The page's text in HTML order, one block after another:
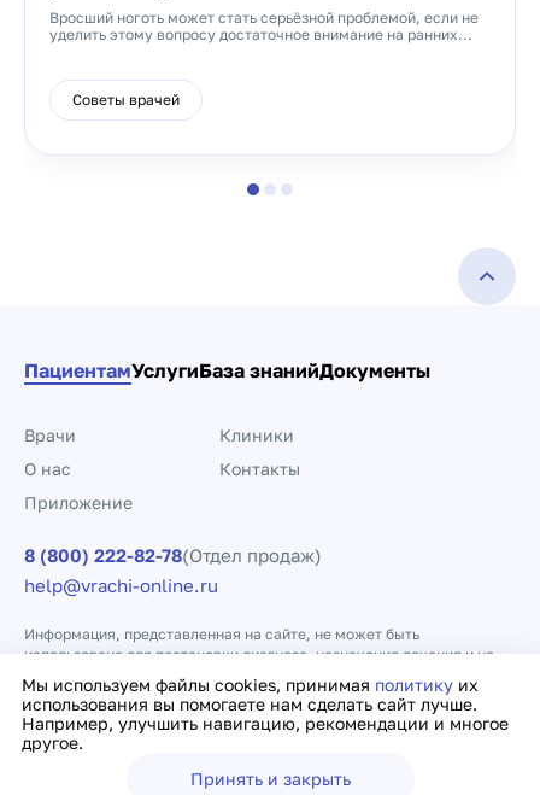
Вросший ноготь может стать серьёзной проблемой, если не
уделить этому вопросу достаточное внимание на ранних...
Советы врачей
Мы используем файлы cookies, принимая политику их
использования вы помогаете нам сделать сайт лучше.
Например, улучшить навигацию, рекомендации и многое
другое.
Принять и закрыть
ПациентамУслугиБаза знанийДокументы
Врачи
Клиники
О нас
Контакты
Приложение
8 (800) 222-82-78(Отдел продаж)
help@vrachi-online.ru
Информация, представленная на сайте, не может быть
использована для постановки диагноза, назначения лечения и не
заменяет прием врача.
Политика конфиденциальности Договор оферты